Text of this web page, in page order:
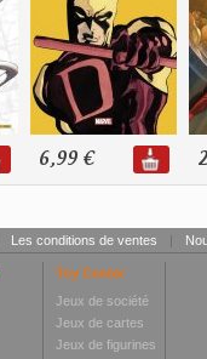
6,99 €
Les conditions de ventes |
Toy Center
Jeux de société
Jeux de cartes
Jeux de figurines